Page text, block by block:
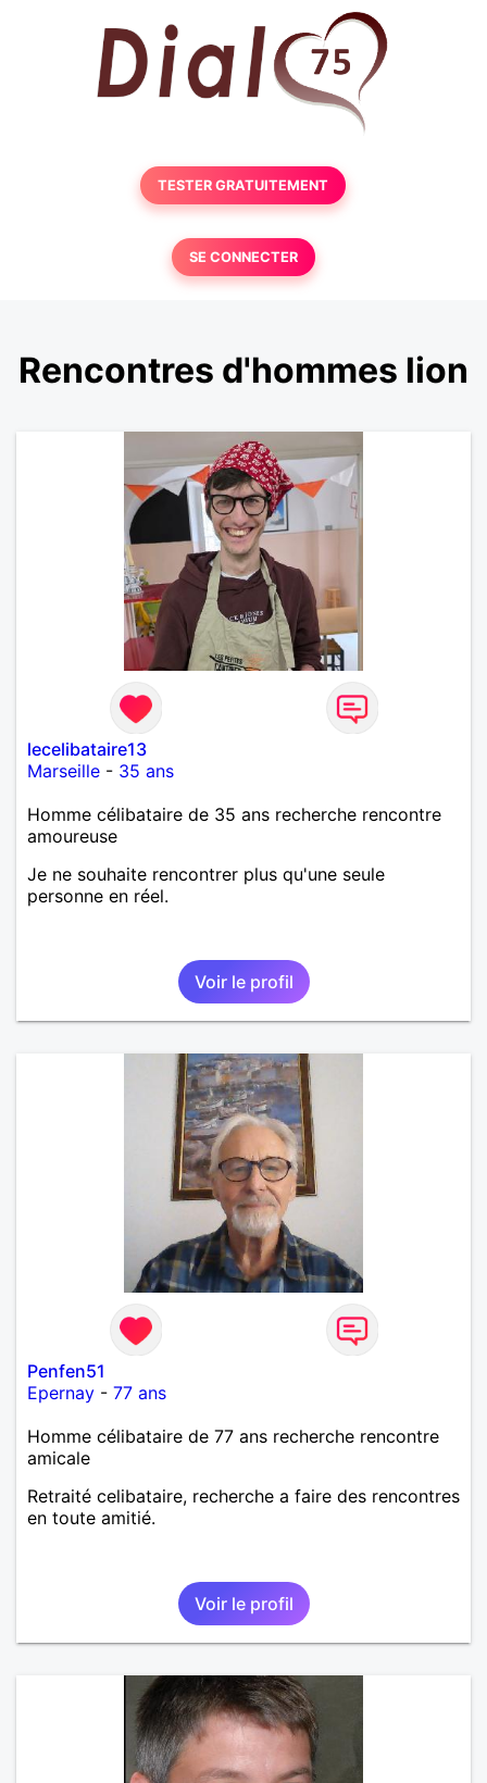
TESTER GRATUITEMENT
SE CONNECTER
Rencontres d'hommes lion
lecelibataire13
Marseille - 35 ans
Homme célibataire de 35 ans recherche rencontre
amoureuse
Je ne souhaite rencontrer plus qu'une seule
personne en réel.
Voir le profil
Penfen51
Epernay - 77 ans
Homme célibataire de 77 ans recherche rencontre
amicale
Retraité celibataire, recherche a faire des rencontres
en toute amitié.
Voir le profil